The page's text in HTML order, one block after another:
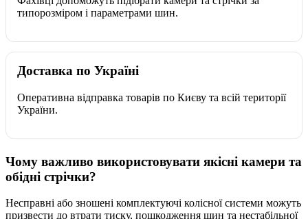
типорозміром і параметрами шин.
Доставка по Україні
Оперативна відправка товарів по Києву та всій території
України.
Чому важливо використовувати якісні камери та
обідні стрічки?
Несправні або зношені комплектуючі колісної системи можуть
призвести до втрати тиску, пошкодження шин та нестабільної